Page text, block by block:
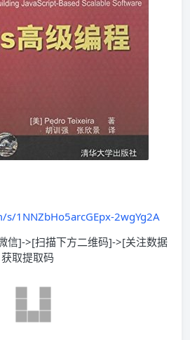
1NNZbHo5arcGEpx-2wgYg2A
信]->[扫描下方二维码]->[关注数据
取提取码